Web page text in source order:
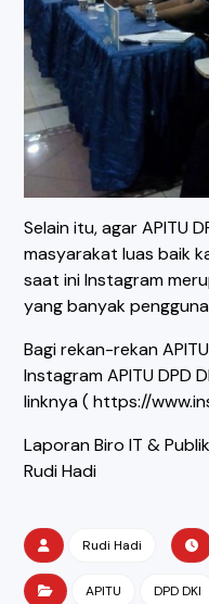
Selain itu, agar APITU
masyarakat luas baik
saat ini Instagram
yang banyak
Bagi rekan-rekan
Instagram APITU DPD
linknya ( https://
Laporan Biro IT &
Rudi Hadi
Rudi Hadi
APITU DPD DKI